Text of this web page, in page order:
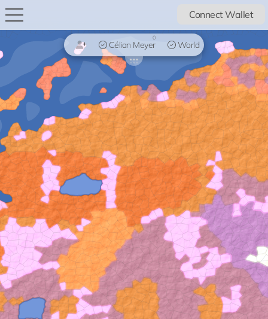
Connect Wallet
Célian Meyer
0
World